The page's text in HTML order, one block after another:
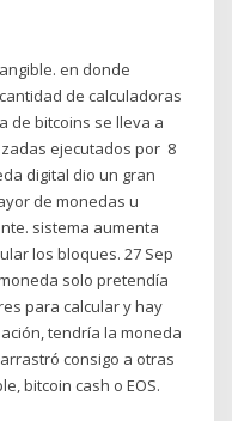
en donde
de calculadoras
de bitcoins se lleva a
ejecutados por 8
digital dio un gran
de monedas u
sistema aumenta
los bloques. 27 Sep
solo pretendía
para calcular y hay
tendría la moneda
consigo a otras
bitcoin cash o EOS.